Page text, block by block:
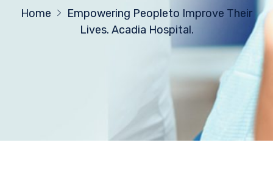
Home
Empowering Peopleto Improve Their
Lives. Acadia Hospital.